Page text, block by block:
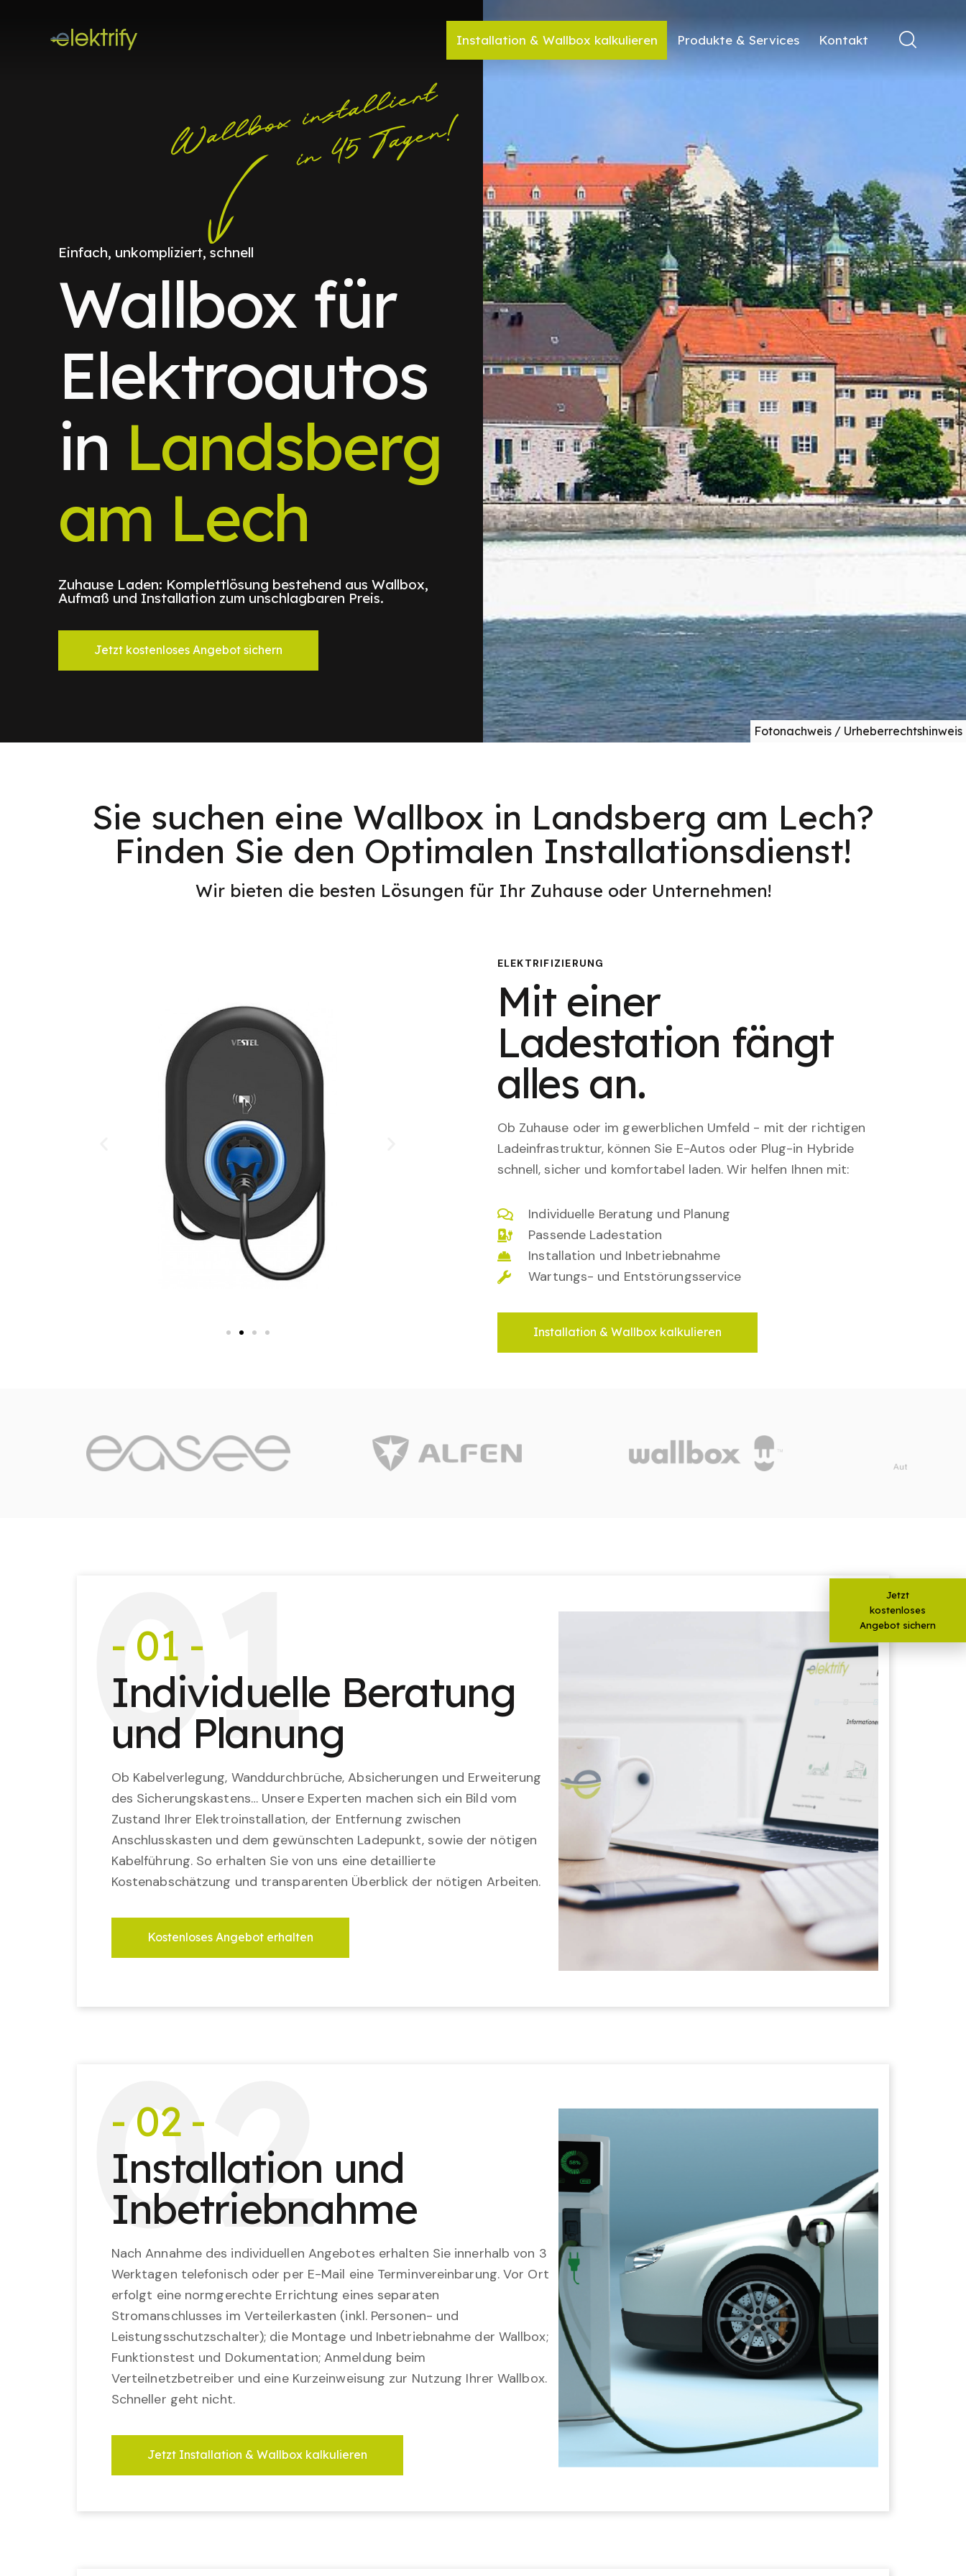
Installation & Wallbox kalkulieren Produkte & Services Kontakt
Einfach, unkompliziert, schnell
Wallbox für
Elektroautos
in Landsberg
am Lech
Zuhause Laden: Komplettlösung bestehend aus Wallbox,
Aufmaß und Installation zum unschlagbaren Preis.
Jetzt kostenloses Angebot sichern
Fotonachweis / Urheberrechtshinweis
Sie suchen eine Wallbox in Landsberg am Lech?
Finden Sie den Optimalen Installationsdienst!
Wir bieten die besten Lösungen für Ihr Zuhause oder Unternehmen!
ELEKTRIFIZIERUNG
Mit einer
Ladestation fängt
alles an.
Ob Zuhause oder im gewerblichen Umfeld - mit der richtigen
Ladeinfrastruktur, können Sie E-Autos oder Plug-in Hybride
schnell, sicher und komfortabel laden. Wir helfen Ihnen mit:
Individuelle Beratung und Planung
Passende Ladestation
Installation und Inbetriebnahme
Wartungs- und Entstörungsservice
Installation & Wallbox kalkulieren
01
- 01 -
Individuelle Beratung
und Planung
Ob Kabelverlegung, Wanddurchbrüche, Absicherungen und Erweiterung
des Sicherungskastens… Unsere Experten machen sich ein Bild vom
Zustand Ihrer Elektroinstallation, der Entfernung zwischen
Anschlusskasten und dem gewünschten Ladepunkt, sowie der nötigen
Kabelführung. So erhalten Sie von uns eine detaillierte
Kostenabschätzung und transparenten Überblick der nötigen Arbeiten.
Kostenloses Angebot erhalten
02
- 02 -
Installation und
Inbetriebnahme
Nach Annahme des individuellen Angebotes erhalten Sie innerhalb von 3
Werktagen telefonisch oder per E-Mail eine Terminvereinbarung. Vor Ort
erfolgt eine normgerechte Errichtung eines separaten
Stromanschlusses im Verteilerkasten (inkl. Personen- und
Leistungsschutzschalter); die Montage und Inbetriebnahme der Wallbox;
Funktionstest und Dokumentation; Anmeldung beim
Verteilnetzbetreiber und eine Kurzeinweisung zur Nutzung Ihrer Wallbox.
Schneller geht nicht.
Jetzt Installation & Wallbox kalkulieren
Jetzt
kostenloses
Angebot sichern